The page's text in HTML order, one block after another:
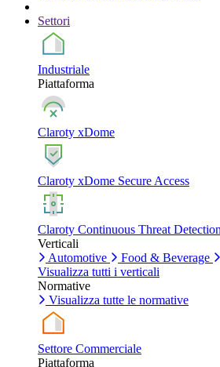
Settori
Industriale
Piattaforma
Claroty xDome
Claroty xDome Secure Access
Claroty Continuous Threat
Verticali
Automotive
Food & Beverage
Visualizza tutti i verticali
Normative
Visualizza tutte le normative
Settore Commerciale
Piattaforma